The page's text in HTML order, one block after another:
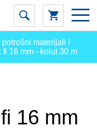
materijali /
16 mm - kolut 30 m
16 mm